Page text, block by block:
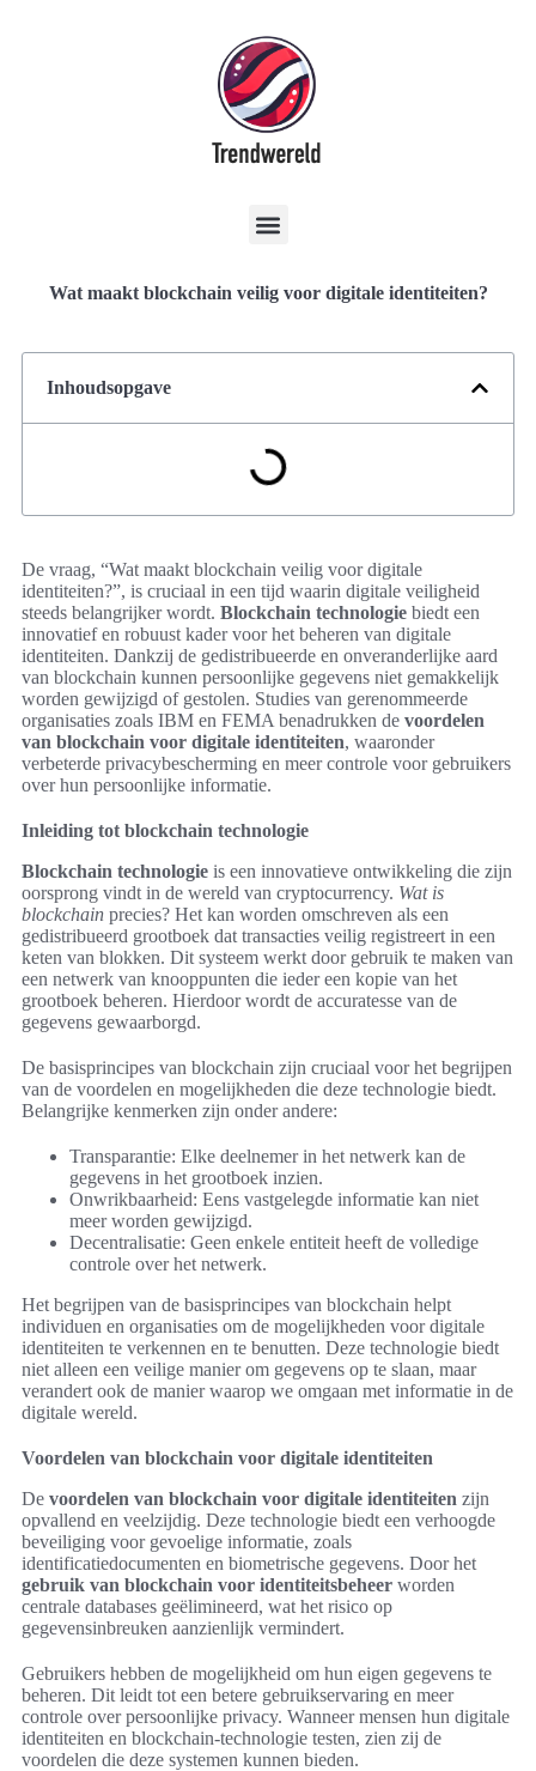
Wat maakt blockchain veilig voor digitale identiteiten?
Inhoudsopgave
De vraag, “Wat maakt blockchain veilig voor digitale
identiteiten?”, is cruciaal in een tijd waarin digitale veiligheid
steeds belangrijker wordt. Blockchain technologie biedt een
innovatief en robuust kader voor het beheren van digitale
identiteiten. Dankzij de gedistribueerde en onveranderlijke aard
van blockchain kunnen persoonlijke gegevens niet gemakkelijk
worden gewijzigd of gestolen. Studies van gerenommeerde
organisaties zoals IBM en FEMA benadrukken de voordelen
van blockchain voor digitale identiteiten, waaronder
verbeterde privacybescherming en meer controle voor gebruikers
over hun persoonlijke informatie.
Inleiding tot blockchain technologie
Blockchain technologie is een innovatieve ontwikkeling die zijn
oorsprong vindt in de wereld van cryptocurrency. Wat is
blockchain precies? Het kan worden omschreven als een
gedistribueerd grootboek dat transacties veilig registreert in een
keten van blokken. Dit systeem werkt door gebruik te maken van
een netwerk van knooppunten die ieder een kopie van het
grootboek beheren. Hierdoor wordt de accuratesse van de
gegevens gewaarborgd.
De basisprincipes van blockchain zijn cruciaal voor het begrijpen
van de voordelen en mogelijkheden die deze technologie biedt.
Belangrijke kenmerken zijn onder andere:
Transparantie: Elke deelnemer in het netwerk kan de
gegevens in het grootboek inzien.
Onwrikbaarheid: Eens vastgelegde informatie kan niet
meer worden gewijzigd.
Decentralisatie: Geen enkele entiteit heeft de volledige
controle over het netwerk.
Het begrijpen van de basisprincipes van blockchain helpt
individuen en organisaties om de mogelijkheden voor digitale
identiteiten te verkennen en te benutten. Deze technologie biedt
niet alleen een veilige manier om gegevens op te slaan, maar
verandert ook de manier waarop we omgaan met informatie in de
digitale wereld.
Voordelen van blockchain voor digitale identiteiten
De voordelen van blockchain voor digitale identiteiten zijn
opvallend en veelzijdig. Deze technologie biedt een verhoogde
beveiliging voor gevoelige informatie, zoals
identificatiedocumenten en biometrische gegevens. Door het
gebruik van blockchain voor identiteitsbeheer worden
centrale databases geëlimineerd, wat het risico op
gegevensinbreuken aanzienlijk vermindert.
Gebruikers hebben de mogelijkheid om hun eigen gegevens te
beheren. Dit leidt tot een betere gebruikservaring en meer
controle over persoonlijke privacy. Wanneer mensen hun digitale
identiteiten en blockchain-technologie testen, zien zij de
voordelen die deze systemen kunnen bieden.